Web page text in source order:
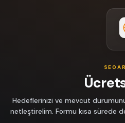
Hedeflerinizi ve mevcut
netleştirelim. Formu kısa sürede